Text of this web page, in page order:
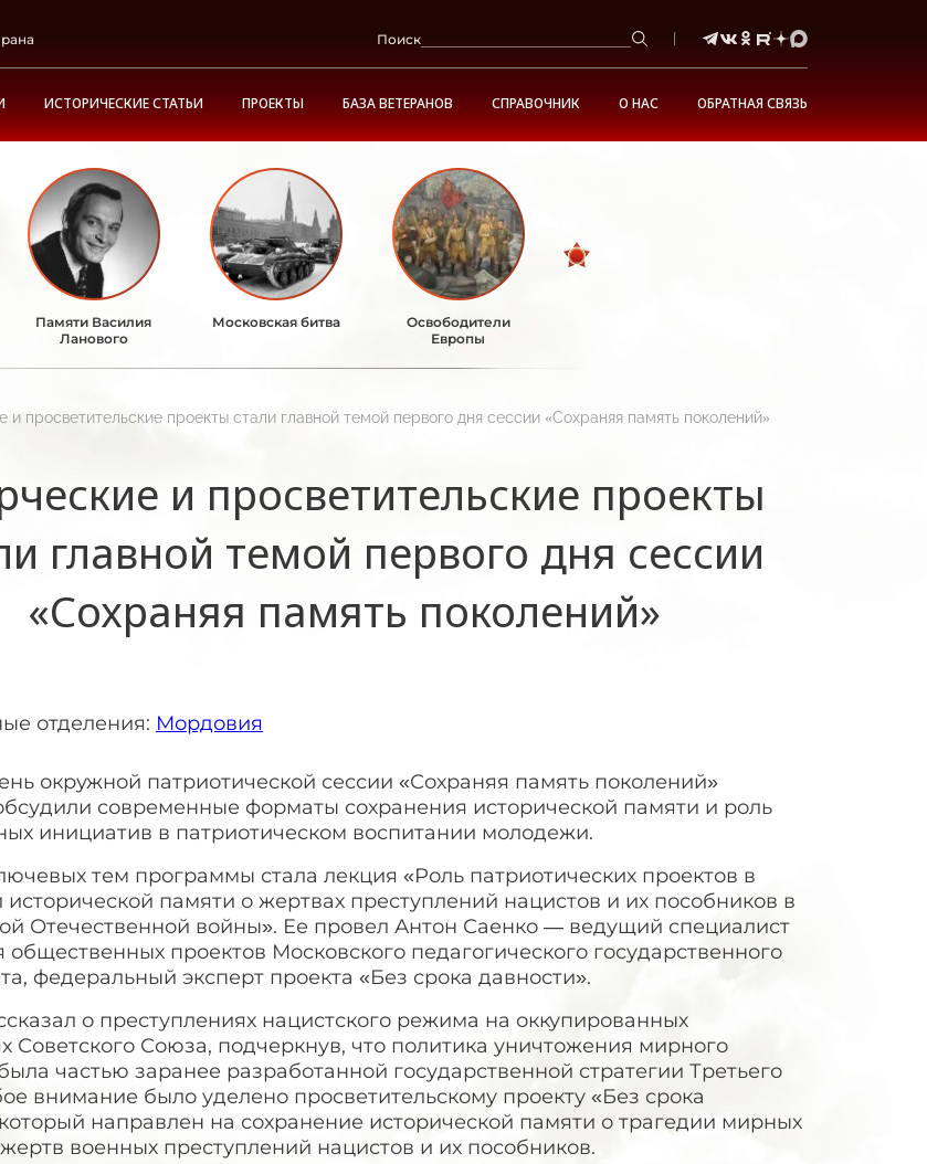
Поиск
ИСТОРИЧЕСКИЕ СТАТЬИ ПРОЕКТЫ БАЗА ВЕТЕРАНОВ СПРАВОЧНИК О НАС ОБРАТНАЯ СВЯЗЬ
Памяти Василия
Ланового
Московская битва
Освободители
Европы
и просветительские проекты стали главной темой первого дня сессии «Сохраняя память поколений»
и просветительские проекты
главной темой первого дня сессии
«Сохраняя память поколений»
отделения: Мордовия
окружной патриотической сессии «Сохраняя память поколений»
современные форматы сохранения исторической памяти и роль
инициатив в патриотическом воспитании молодежи.
тем программы стала лекция «Роль патриотических проектов в
исторической памяти о жертвах преступлений нацистов и их пособников в
Отечественной войны». Ее провел Антон Саенко — ведущий специалист
проектов Московского педагогического государственного
федеральный эксперт проекта «Без срока давности».
о преступлениях нацистского режима на оккупированных
Советского Союза, подчеркнув, что политика уничтожения мирного
частью заранее разработанной государственной стратегии Третьего
внимание было уделено просветительскому проекту «Без срока
направлен на сохранение исторической памяти о трагедии мирных
военных преступлений нацистов и их пособников.